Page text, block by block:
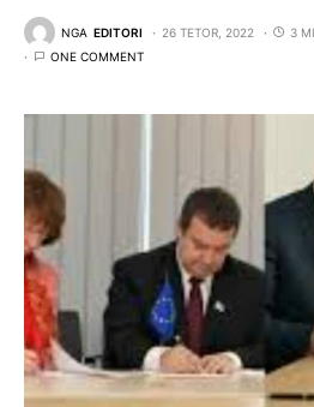
NGA EDITORI 26 TETOR, 2022
3
ONE COMMENT